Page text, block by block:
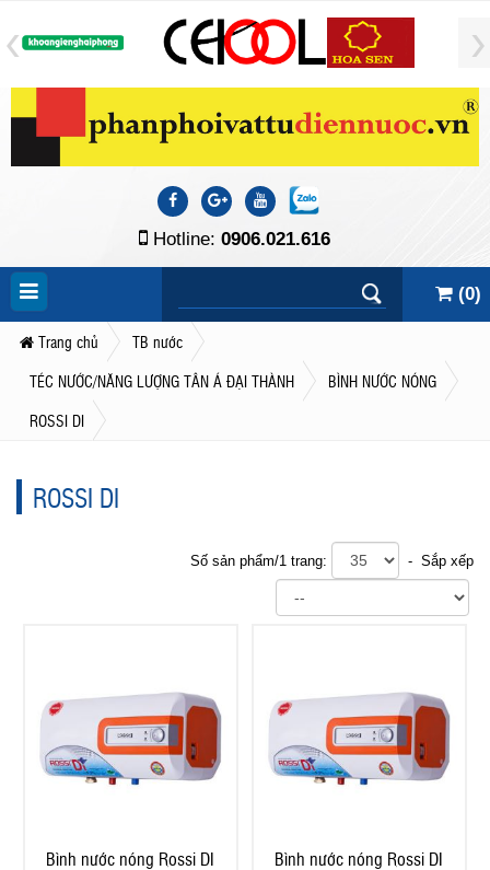
Hotline: 0906.021.616
(0)
Trang chủ
TB nước
TÉC NƯỚC/NĂNG LƯỢNG TÂN Á ĐẠI THÀNH
BÌNH NƯỚC NÓNG
ROSSI DI
ROSSI DI
Số sản phẩm/1 trang: - Sắp xếp
Bình nước nóng Rossi DI
Bình nước nóng Rossi DI